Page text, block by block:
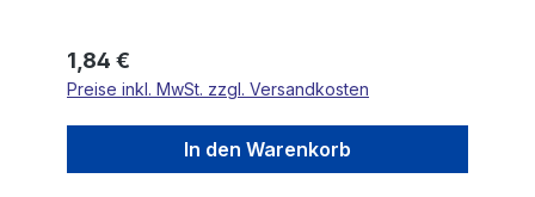
Regulärer Preis:
1,84 €
Preise inkl. MwSt. zzgl. Versandkosten
In den Warenkorb